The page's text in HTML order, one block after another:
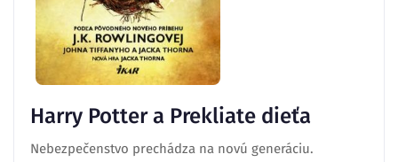
Harry Potter a Prekliate dieťa
Nebezpečenstvo prechádza na novú generáciu.